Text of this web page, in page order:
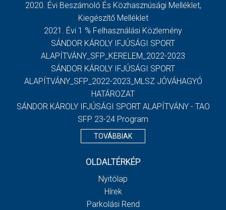
2020. Évi Beszámoló És Közhasznúsági Melléklet,
Kiegészítő Melléklet
2021. Évi 1 % Felhasználási Közlemény
SÁNDOR KÁROLY IFJÚSÁGI SPORT
ALAPÍTVÁNY_SFP_KERELEM_2022-2023
SÁNDOR KÁROLY IFJÚSÁGI SPORT
ALAPÍTVÁNY_SFP_2022-2023_MLSZ JÓVÁHAGYÓ
HATÁROZAT
SÁNDOR KÁROLY IFJÚSÁGI SPORT ALAPÍTVÁNY - TAO
SFP 23-24 Program
TOVÁBBIAK
OLDALTÉRKÉP
Nyitólap
Hírek
Parkolási Rend